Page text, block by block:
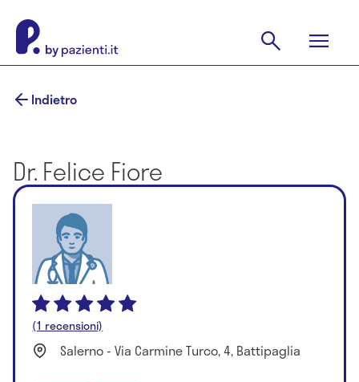
Indietro
Dr. Felice Fiore
(1 recensioni)
Salerno - Via Carmine Turco, 4, Battipaglia